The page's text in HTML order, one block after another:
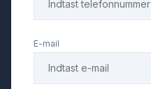
Fjernbetjent centrallås
Fuld LED forlygter
E-mail